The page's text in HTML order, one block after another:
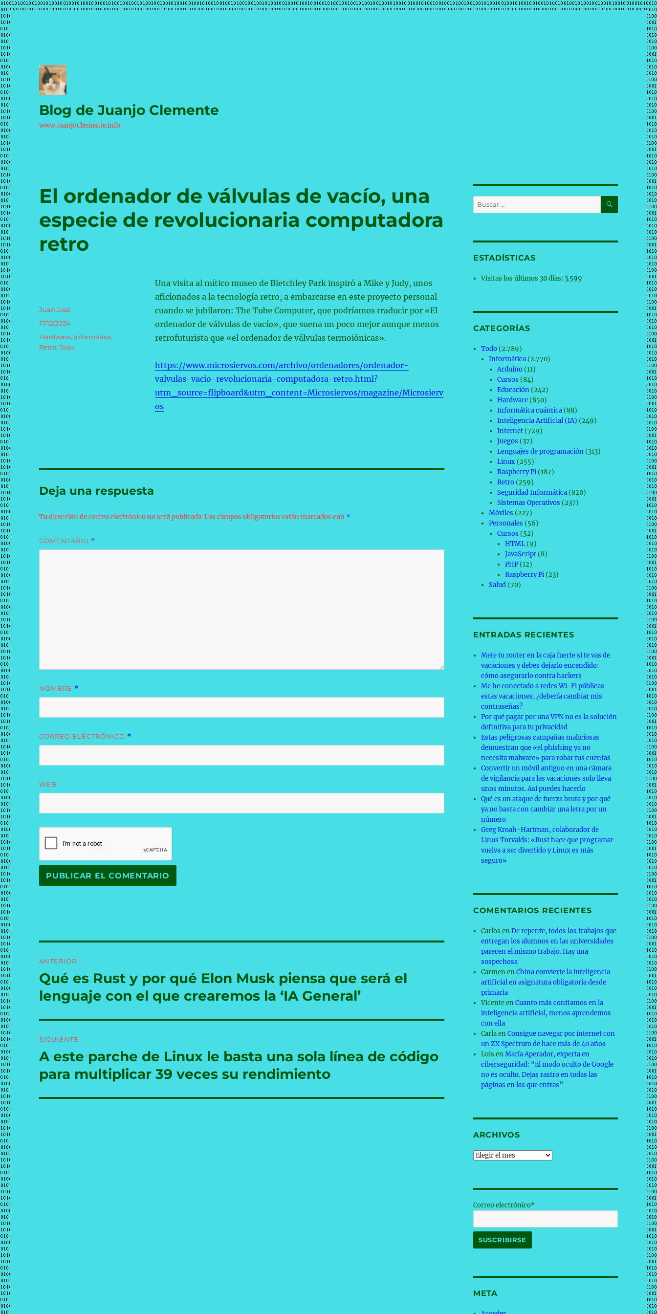
Blog de Juanjo Clemente
www.JuanjoClemente.info
El ordenador de válvulas de vacío, una
especie de revolucionaria computadora
retro
Una visita al mítico museo de Bletchley Park inspiró a Mike y Judy, unos
aficionados a la tecnología retro, a embarcarse en este proyecto personal
cuando se jubilaron: The Tube Computer, que podríamos traducir por «El
ordenador de válvulas de vacío», que suena un poco mejor aunque menos
retrofuturista que «el ordenador de válvulas termoiónicas».
https://www.microsiervos.com/archivo/ordenadores/ordenador-
valvulas-vacio-revolucionaria-computadora-retro.html?
utm_source=flipboard&utm_content=Microsiervos/magazine/Microsierv
os
Autor
Juan José
Publicado
17/12/2024
Categorías
Hardware, Informática,
Retro,Todo
Deja una respuesta
Tu dirección de correo electrónico no será publicada.Los campos obligatorios están marcados con *
COMENTARIO *
NOMBRE *
CORREO ELECTRÓNICO *
WEB
de
entradas
ANTERIOR
Entrada
anterior:
Qué es Rust y por qué Elon Musk piensa que será el
lenguaje con el que crearemos la ‘IA General’
SIGUIENTE
Entrada
A este parche de Linux le basta una sola línea de código
para multiplicar 39 veces su rendimiento
Buscar
por:
BUSCAR
ESTADÍSTICAS
Visitas los últimos 30 días: 3.599
CATEGORÍAS
Todo (2.789)
Informática (2.770)
Arduino(11)
Cursos (84)
Educación(242)
Hardware(850)
Informática cuántica(88)
Inteligencia Artificial (IA) (249)
Internet(729)
Juegos (37)
Lenguajes de programación(313)
Linux(255)
Raspberry Pi(187)
Retro(259)
Seguridad Informática(820)
Sistemas Operativos (237)
Móviles (227)
Personales (56)
Cursos (52)
HTML(9)
JavaScript(8)
PHP(12)
Raspberry Pi(23)
Salud (70)
ENTRADAS RECIENTES
Mete tu router en la caja fuerte si te vas de
vacaciones y debes dejarlo encendido:
cómo asegurarlo contra hackers
Me he conectado a redes Wi-Fi públicas
estas vacaciones, ¿debería cambiar mis
contraseñas?
Por qué pagar por una VPN no es la solución
definitiva para tu privacidad
Estas peligrosas campañas maliciosas
demuestran que «el phishing ya no
necesita malware» para robar tus cuentas
Convertir un móvil antiguo en una cámara
de vigilancia para las vacaciones solo lleva
unos minutos. Así puedes hacerlo
Qué es un ataque de fuerza bruta y por qué
ya no basta con cambiar una letra por un
número
Greg Kroah-Hartman, colaborador de
Linus Torvalds: «Rust hace que programar
vuelva a ser divertido y Linux es más
seguro»
COMENTARIOS RECIENTES
Carlos enDe repente, todos los trabajos que
entregan los alumnos en las universidades
parecen el mismo trabajo. Hay una
sospechosa
CarmenenChina convierte la inteligencia
artificial en asignatura obligatoria desde
primaria
VicenteenCuanto más confiamos en la
inteligencia artificial, menos aprendemos
con ella
CarlaenConsigue navegar por internet con
un ZX Spectrum de hace más de 40 años
Luis enMaría Aperador, experta en
ciberseguridad: “El modo oculto de Google
no es oculto. Dejas rastro en todas las
páginas en las que entras”
ARCHIVOS
Archivos
Correo electrónico*
META